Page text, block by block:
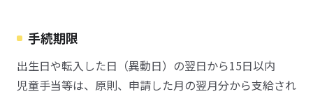
手続期限
出生日や転入した日（異動日）の翌日から15日以内
児童手当等は、原則、申請した月の翌月分から支給され